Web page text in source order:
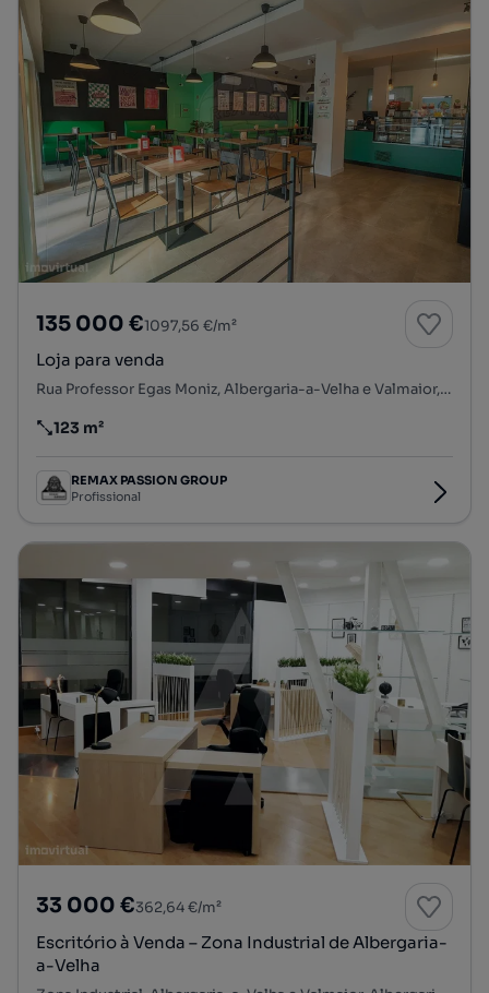
135 000 €1097,56 €/m²
Loja para venda
Rua Professor Egas Moniz, Albergaria-a-Velha e Valmaior, Albergaria-a-Velha, Aveiro
Preço por metro quadrado
123 m²
REMAX PASSION GROUP
Profissional
33 000 €362,64 €/m²
Escritório à Venda – Zona Industrial de Albergaria-
a-Velha